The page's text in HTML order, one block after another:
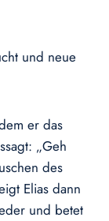
und neue
er das
„Geh
des
Elias dann
und betet